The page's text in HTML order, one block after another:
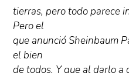
tierras, pero todo parece
Pero el
que anunció Sheinbaum
el bien
de todos. Y que al darlo a